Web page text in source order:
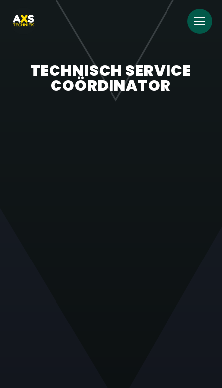
TECHNISCH SERVICE
COÖRDINATOR